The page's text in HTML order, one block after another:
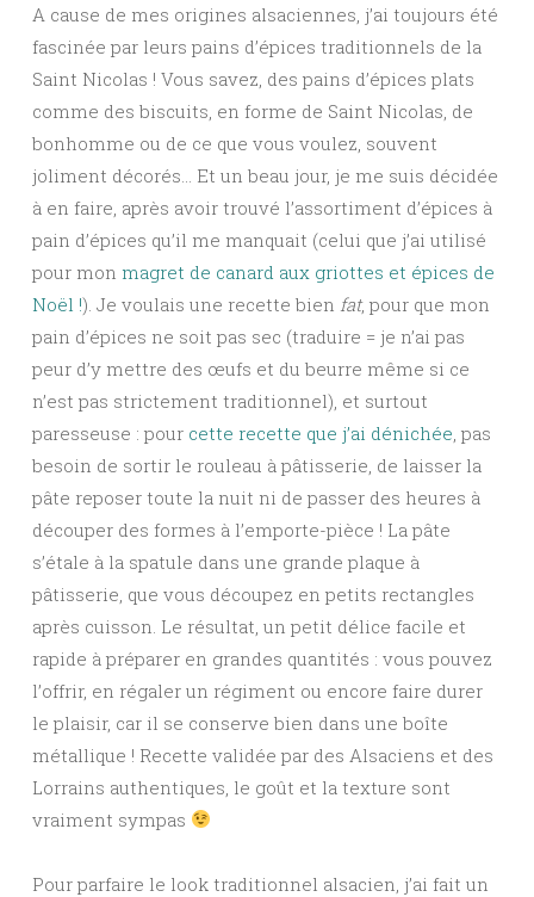
A cause de mes origines alsaciennes, j’ai toujours été
fascinée par leurs pains d’épices traditionnels de la
Saint Nicolas ! Vous savez, des pains d’épices plats
comme des biscuits, en forme de Saint Nicolas, de
bonhomme ou de ce que vous voulez, souvent
joliment décorés… Et un beau jour, je me suis décidée
à en faire, après avoir trouvé l’assortiment d’épices à
pain d’épices qu’il me manquait (celui que j’ai utilisé
pour mon magret de canard aux griottes et épices de
Noël !). Je voulais une recette bien fat, pour que mon
pain d’épices ne soit pas sec (traduire = je n’ai pas
peur d’y mettre des œufs et du beurre même si ce
n’est pas strictement traditionnel), et surtout
paresseuse : pour cette recette que j’ai dénichée , pas
besoin de sortir le rouleau à pâtisserie, de laisser la
pâte reposer toute la nuit ni de passer des heures à
découper des formes à l’emporte-pièce ! La pâte
s’étale à la spatule dans une grande plaque à
pâtisserie, que vous découpez en petits rectangles
après cuisson. Le résultat, un petit délice facile et
rapide à préparer en grandes quantités : vous pouvez
l’offrir, en régaler un régiment ou encore faire durer
le plaisir, car il se conserve bien dans une boîte
métallique ! Recette validée par des Alsaciens et des
Lorrains authentiques, le goût et la texture sont
vraiment sympas
Pour parfaire le look traditionnel alsacien, j’ai fait un